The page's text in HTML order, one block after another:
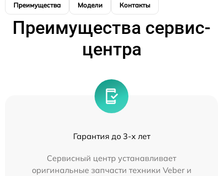
Преимущества Модели Контакты
Преимущества сервис-
центра
Гарантия до 3-х лет
Сервисный центр устанавливает
оригинальные запчасти техники Veber и